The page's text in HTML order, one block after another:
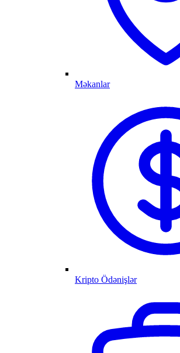
Məkanlar
Kripto Ödənişlər